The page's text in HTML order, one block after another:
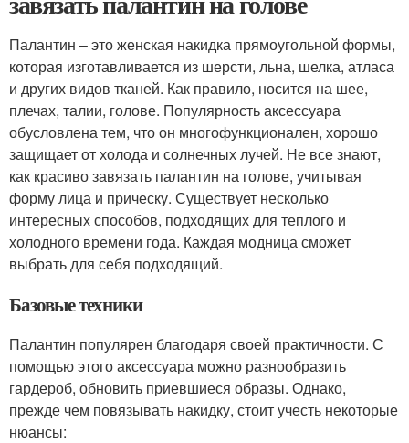
Палантин – это женская накидка прямоугольной формы,
которая изготавливается из шерсти, льна, шелка, атласа
и других видов тканей. Как правило, носится на шее,
плечах, талии, голове. Популярность аксессуара
обусловлена тем, что он многофункционален, хорошо
защищает от холода и солнечных лучей. Не все знают,
как красиво завязать палантин на голове, учитывая
форму лица и прическу. Существует несколько
интересных способов, подходящих для теплого и
холодного времени года. Каждая модница сможет
выбрать для себя подходящий.
Базовые техники
Палантин популярен благодаря своей практичности. С
помощью этого аксессуара можно разнообразить
гардероб, обновить приевшиеся образы. Однако,
прежде чем повязывать накидку, стоит учесть некоторые
нюансы: